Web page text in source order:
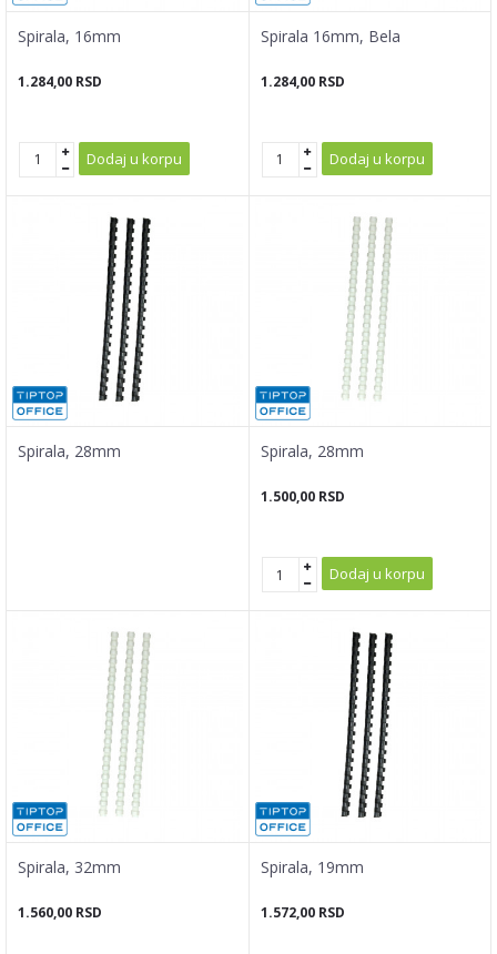
Spirala, 16mm
1.284,00 RSD
Dodaj u korpu
Spirala 16mm, Bela
1.284,00 RSD
Dodaj u korpu
Spirala, 28mm Spirala, 28mm
1.500,00 RSD
Dodaj u korpu
Spirala, 32mm
1.560,00 RSD
Spirala, 19mm
1.572,00 RSD